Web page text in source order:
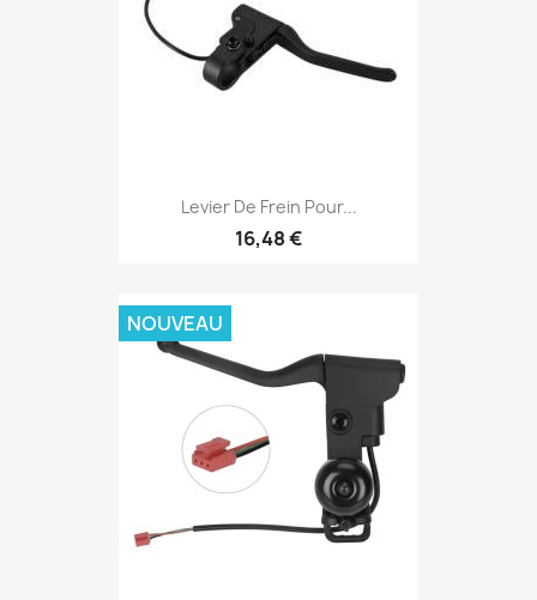
Levier De Frein Pour...
16,48 €
NOUVEAU